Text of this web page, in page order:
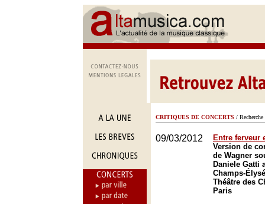
CRITIQUES DE CONCERTS / Recherche
09/03/2012
Entre ferveur
Version de
de Wagner
Daniele Gatti
Champs-
Théâtre des
Paris